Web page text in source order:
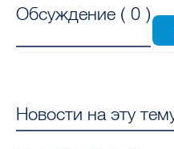
Обсуждение ( 0 )
Новости на эту